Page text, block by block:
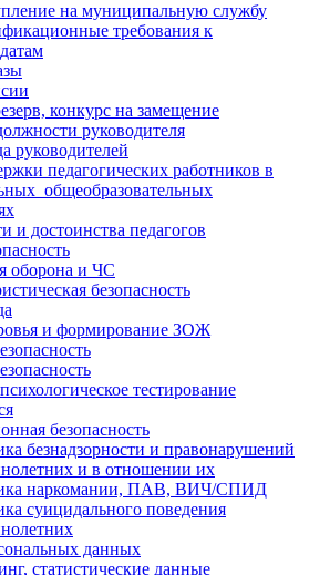
на муниципальную службу
требования к
конкурс на замещение
руководителя
руководителей
педагогических работников в
общеобразовательных
и достоинства педагогов
оборона и ЧС
безопасность
и формирование ЗОЖ
тестирование
безопасность
безнадзорности и правонарушений
и в отношении их
наркомании, ПАВ, ВИЧ/СПИД
суицидального поведения
данных
статистические данные